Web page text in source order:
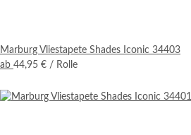
Marburg Vliestapete Shades Iconic 34403
ab 44,95 € / Rolle